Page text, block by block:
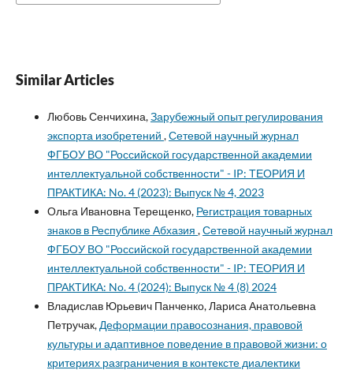
Similar Articles
Любовь Сенчихина,Зарубежный опыт регулирования
экспорта изобретений ,Сетевой научный журнал
ФГБОУ ВО "Российской государственной академии
интеллектуальной собственности" - IP: ТЕОРИЯ И
ПРАКТИКА: No. 4 (2023): Выпуск № 4, 2023
Ольга Ивановна Терещенко, Регистрация товарных
знаков в Республике Абхазия ,Сетевой научный журнал
ФГБОУ ВО "Российской государственной академии
интеллектуальной собственности" - IP: ТЕОРИЯ И
ПРАКТИКА: No. 4 (2024): Выпуск № 4 (8) 2024
Владислав Юрьевич Панченко, Лариса Анатольевна
Петручак, Деформации правосознания, правовой
культуры и адаптивное поведение в правовой жизни: о
критериях разграничения в контексте диалектики